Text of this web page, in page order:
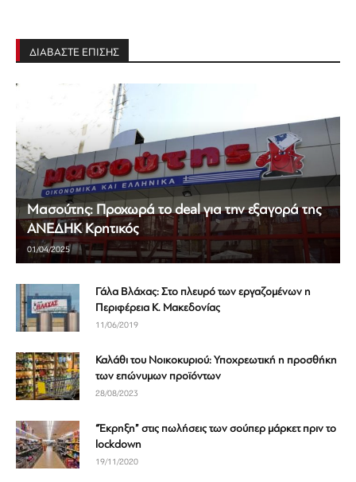
ΔΙΑΒΑΣΤΕ ΕΠΙΣΗΣ
Μασούτης: Προχωρά το deal για την εξαγορά της
ΑΝΕΔΗΚ Κρητικός
01/04/2025
Γάλα Βλάχας: Στο πλευρό των εργαζομένων η
Περιφέρεια Κ. Μακεδονίας
11/06/2019
Καλάθι του Νοικοκυριού: Υποχρεωτική η προσθήκη
των επώνυμων προϊόντων
28/08/2023
“Έκρηξη” στις πωλήσεις των σούπερ μάρκετ πριν το
lockdown
19/11/2020